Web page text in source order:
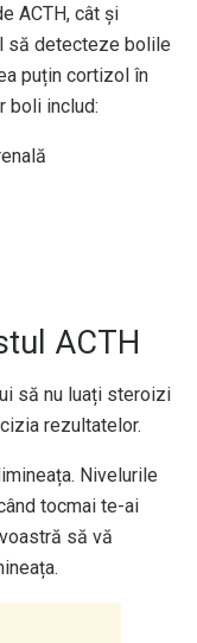
ACTH, cât și
să detecteze bolile
puțin cortizol în
boli includ:
ACTH
să nu luați steroizi
rezultatelor.
Nivelurile
tocmai te-ai
să vă